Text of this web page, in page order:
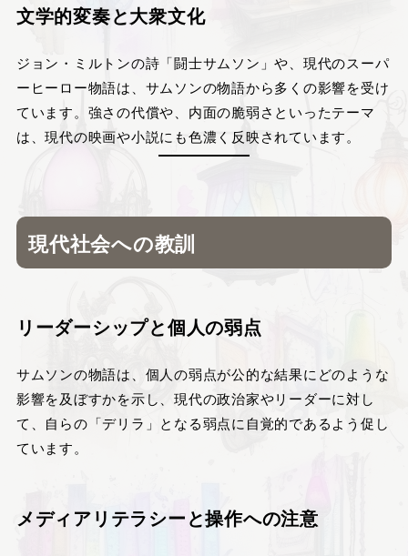
文学的変奏と大衆文化
ジョン・ミルトンの詩「闘士サムソン」や、現代のスーパ
ーヒーロー物語は、サムソンの物語から多くの影響を受け
ています。強さの代償や、内面の脆弱さといったテーマ
は、現代の映画や小説にも色濃く反映されています。
現代社会への教訓
リーダーシップと個人の弱点
サムソンの物語は、個人の弱点が公的な結果にどのような
影響を及ぼすかを示し、現代の政治家やリーダーに対し
て、自らの「デリラ」となる弱点に自覚的であるよう促し
ています。
メディアリテラシーと操作への注意